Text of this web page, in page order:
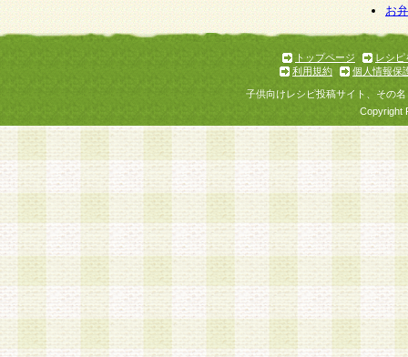
お
トップページ
レシピ
利用規約
個人情報保
子供向けレシピ投稿サイト、その
Copyright